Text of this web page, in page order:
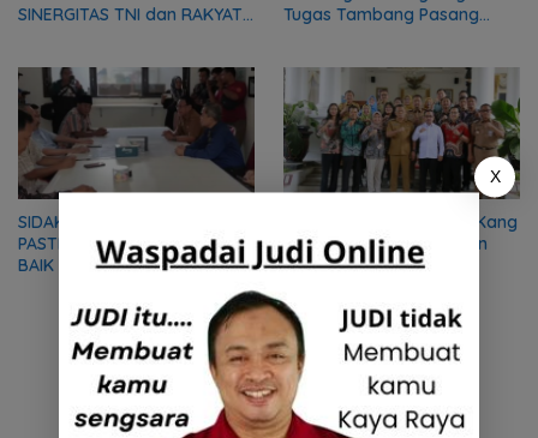
SINERGITAS TNI dan RAKYAT
Tugas Tambang Pasang
SIDAK KE SDMT, KOMISI D
PASTIKAN MBG DITERIMA
BAIK OLEH MASYARAKAT
Dibawah Pemerintahan Kang
Giri, Lima Desa Persiapan
Segera Jadi Definitif
X